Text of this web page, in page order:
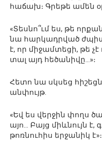
հաճախ։ Գրեթե ամեն
«Տեսնո՞ւմ ես, թե
նա հարկադրված
է, որ միջամտեցի, թե
տալ այդ հեծանիվը…»։
Հետո նա սկսեց
անփույթ.
«Եվ ես վերջին փողս
այո… Բայց միևնույն է,
թոռնուհիս երջանիկ է»։